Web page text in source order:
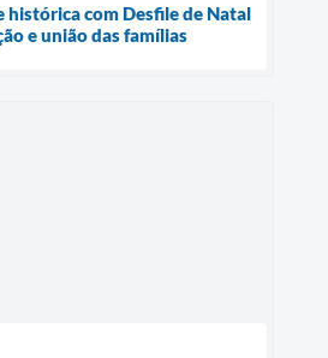
histórica com Desfile de Natal
e união das famílias